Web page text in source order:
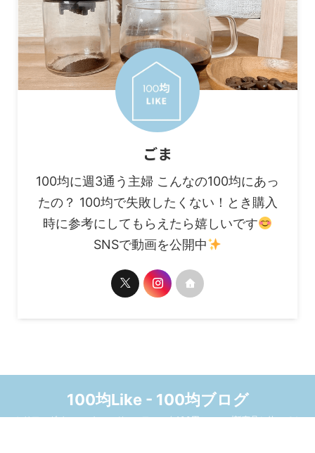
ごま
100均に週3通う主婦 こんなの100均にあっ
たの？ 100均で失敗したくない！とき購入
時に参考にしてもらえたら嬉しいです
SNSで動画を公開中
100均Like - 100均ブログ
セリア、ダイソー、キャンドゥ、ワッツ☆100円ショップ新商品と使ってみ